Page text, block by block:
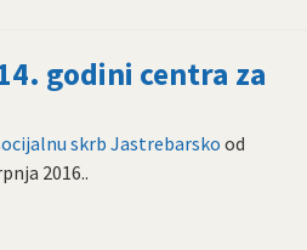
godini centra za
skrb Jastrebarsko od
2016..